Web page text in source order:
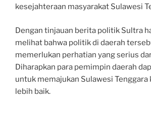
kesejahteraan masyarakat Sulawesi
Dengan tinjauan berita politik Sultra
melihat bahwa politik di daerah
memerlukan perhatian yang serius
Diharapkan para pemimpin daerah
untuk memajukan Sulawesi Tenggara
lebih baik.